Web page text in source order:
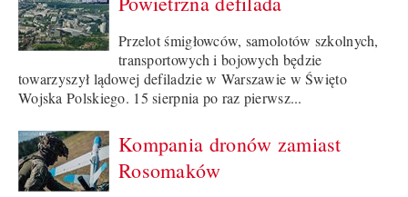
Przelot śmigłowców, samolotów szkolnych,
transportowych i bojowych będzie
towarzyszył lądowej defiladzie w Warszawie w Święto
Wojska Polskiego. 15 sierpnia po raz pierwsz...
Kompania dronów zamiast
Rosomaków